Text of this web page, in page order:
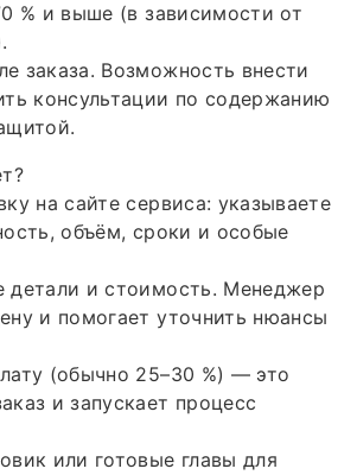
% и выше (в зависимости от
заказа. Возможность внести
консультации по содержанию
на сайте сервиса: указываете
объём, сроки и особые
детали и стоимость. Менеджер
и помогает уточнить нюансы
(обычно 25–30 %) — это
и запускает процесс
или готовые главы для